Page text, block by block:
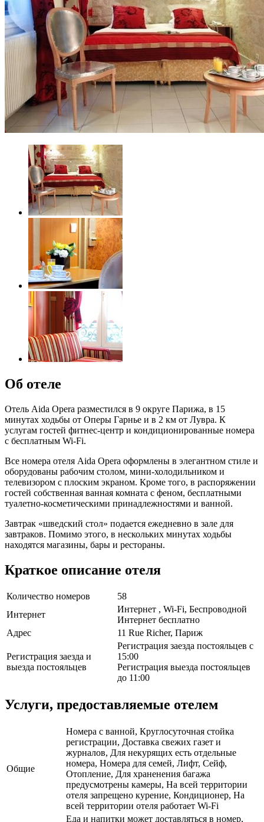
Об отеле
Отель Aida Opera разместился в 9 округе Парижа, в 15
минутах ходьбы от Оперы Гарнье и в 2 км от Лувра. К
услугам гостей фитнес-центр и кондиционированные номера
с бесплатным Wi-Fi.
Все номера отеля Aida Opera оформлены в элегантном стиле и
оборудованы рабочим столом, мини-холодильником и
телевизором с плоским экраном. Кроме того, в распоряжении
гостей собственная ванная комната с феном, бесплатными
туалетно-косметическими принадлежностями и ванной.
Завтрак «шведский стол» подается ежедневно в зале для
завтраков. Помимо этого, в нескольких минутах ходьбы
находятся магазины, бары и рестораны.
Краткое описание отеля
Количество номеров
58
Интернет
Интернет , Wi-Fi, Беспроводной
Интернет бесплатно
Адрес
11 Rue Richer, Париж
Регистрация заезда и
выезда постояльцев
Регистрация заезда постояльцев с
15:00
Регистрация выезда постояльцев
до 11:00
Услуги, предоставляемые отелем
Общие
Номера с ванной, Круглосуточная стойка
регистрации, Доставка свежих газет и
журналов, Для некурящих есть отдельные
номера, Номера для семей, Лифт, Сейф,
Отопление, Для храненения багажа
предусмотрены камеры, На всей территории
отеля запрещено курение, Кондиционер, На
всей территории отеля работает Wi-Fi
Еда и напитки может доставляться в номер,